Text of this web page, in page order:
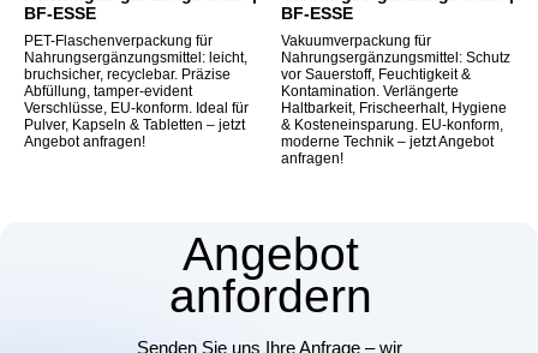
BF-ESSE
PET-Flaschenverpackung für
Nahrungsergänzungsmittel: leicht,
bruchsicher, recyclebar. Präzise
Abfüllung, tamper-evident
Verschlüsse, EU-konform. Ideal für
Pulver, Kapseln & Tabletten – jetzt
Angebot anfragen!
BF-ESSE
Vakuumverpackung für
Nahrungsergänzungsmittel: Schutz
vor Sauerstoff, Feuchtigkeit &
Kontamination. Verlängerte
Haltbarkeit, Frischeerhalt, Hygiene
& Kosteneinsparung. EU-konform,
moderne Technik – jetzt Angebot
anfragen!
Angebot
anfordern
Senden Sie uns Ihre Anfrage – wir